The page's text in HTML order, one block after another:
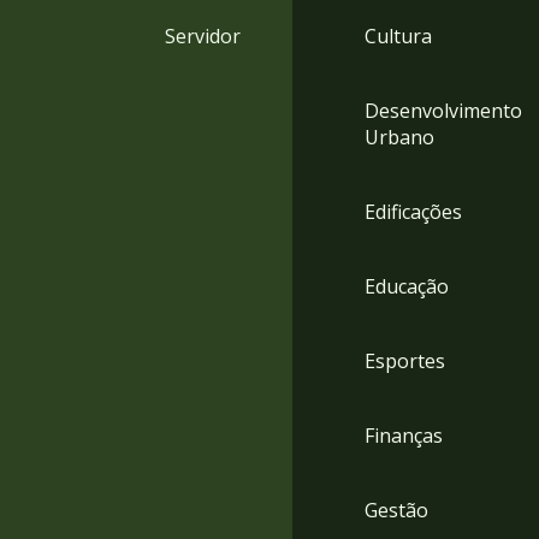
Servidor Cultura
Desenvolvimento
Urbano
Edificações
Educação
Esportes
Finanças
Gestão